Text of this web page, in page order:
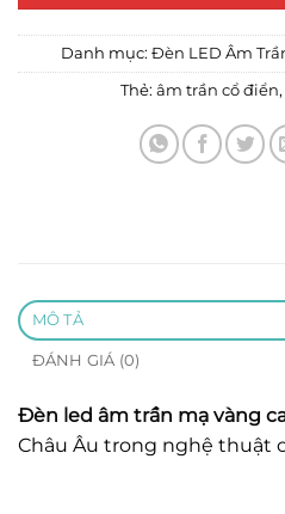
Danh mục: Đèn LED Âm
Thẻ: âm trần cổ điển,
MÔ TẢ
ĐÁNH GIÁ (0)
Đèn led âm trần mạ vàng
Châu Âu trong nghệ thuật